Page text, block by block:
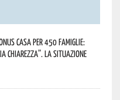
casa per 450 famiglie:
chiarezza”. La situazione